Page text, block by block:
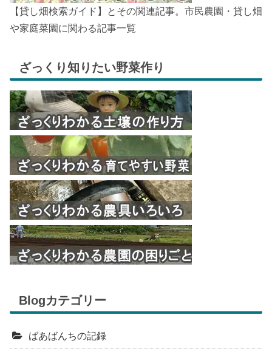
【貸し畑検索ガイド】とその関連記事。市民農園・貸し畑
や家庭菜園に関わる記事一覧
ざっくり知りたい野菜作り
Blogカテゴリー
ばあばんちの記録